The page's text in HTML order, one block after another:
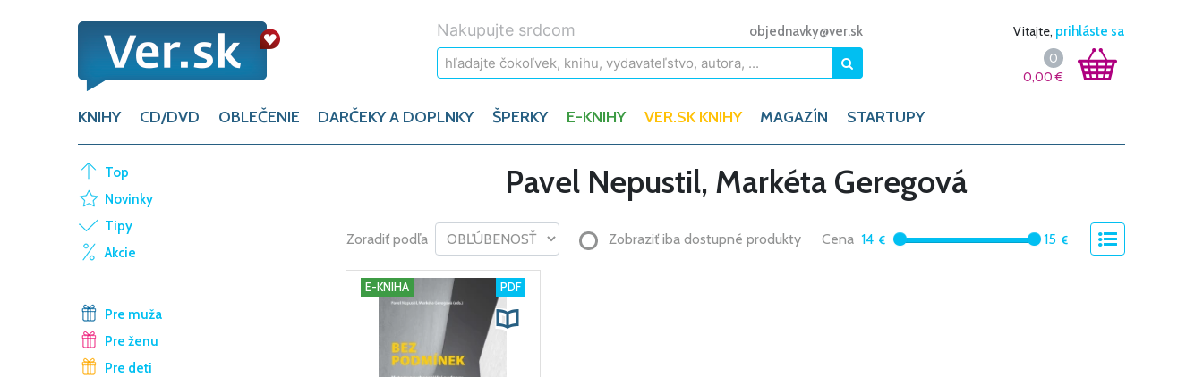
Nakupujte srdcom objednavky@ver.sk Vitajte, prihláste sa
0
0,00€
KNIHY CD/DVD OBLEČENIE DARČEKY A DOPLNKY ŠPERKY E-KNIHY VER.SK KNIHY MAGAZÍN STARTUPY
Top
Novinky
Tipy
Akcie
Pre muža
Pre ženu
Pre deti
Pavel Nepustil, Markéta Geregová
Zoradiť podľa Zobraziť iba dostupné produkty Cena 14 15
E-KNIHA PDF